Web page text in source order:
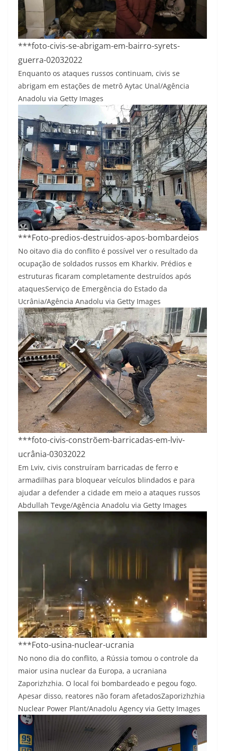
***foto-civis-se-abrigam-em-bairro-syrets-
guerra-02032022
Enquanto os ataques russos continuam, civis se
abrigam em estações de metrô Aytac Unal/Agência
Anadolu via Getty Images
***Foto-predios-destruidos-apos-bombardeios
No oitavo dia do conflito é possível ver o resultado da
ocupação de soldados russos em Kharkiv. Prédios e
estruturas ficaram completamente destruídos após
ataquesServiço de Emergência do Estado da
Ucrânia/Agência Anadolu via Getty Images
***foto-civis-constrõem-barricadas-em-lviv-
ucrânia-03032022
Em Lviv, civis construíram barricadas de ferro e
armadilhas para bloquear veículos blindados e para
ajudar a defender a cidade em meio a ataques russos
Abdullah Tevge/Agência Anadolu via Getty Images
***Foto-usina-nuclear-ucrania
No nono dia do conflito, a Rússia tomou o controle da
maior usina nuclear da Europa, a ucraniana
Zaporizhzhia. O local foi bombardeado e pegou fogo.
Apesar disso, reatores não foram afetadosZaporizhzhia
Nuclear Power Plant/Anadolu Agency via Getty Images